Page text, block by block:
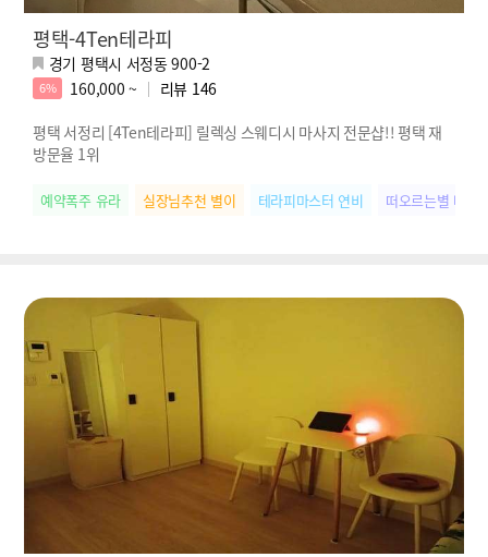
평택-4Ten테라피
경기 평택시 서정동 900-2
6% 160,000 ~ 리뷰 146
평택 서정리 [4Ten테라피] 릴렉싱 스웨디시 마사지 전문샵!! 평택 재
방문율 1위
예약폭주 유라 실장님추천 별이 테라피마스터 연비 떠오르는별 나연